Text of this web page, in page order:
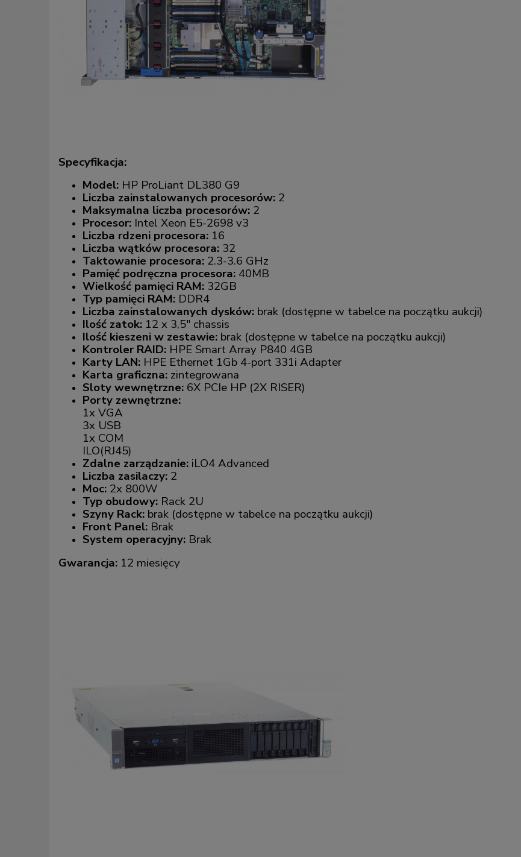
Specyfikacja:
Model: HP ProLiant DL380 G9
Liczba zainstalowanych procesorów: 2
Maksymalna liczba procesorów: 2
Procesor: Intel Xeon E5-2698 v3
Liczba rdzeni procesora: 16
Liczba wątków procesora: 32
Taktowanie procesora: 2.3-3.6 GHz
Pamięć podręczna procesora: 40MB
Wielkość pamięci RAM: 32GB
Typ pamięci RAM: DDR4
Liczba zainstalowanych dysków: brak (dostępne w tabelce na początku aukcji)
Ilość zatok: 12 x 3,5" chassis
Ilość kieszeni w zestawie: brak (dostępne w tabelce na początku aukcji)
Kontroler RAID: HPE Smart Array P840 4GB
Karty LAN: HPE Ethernet 1Gb 4-port 331i Adapter
Karta graficzna: zintegrowana
Sloty wewnętrzne: 6X PCIe HP (2X RISER)
Porty zewnętrzne:
1x VGA
3x USB
1x COM
ILO(RJ45)
Zdalne zarządzanie: iLO4 Advanced
Liczba zasilaczy: 2
Moc: 2x 800W
Typ obudowy: Rack 2U
Szyny Rack: brak (dostępne w tabelce na początku aukcji)
Front Panel: Brak
System operacyjny: Brak
Gwarancja: 12 miesięcy